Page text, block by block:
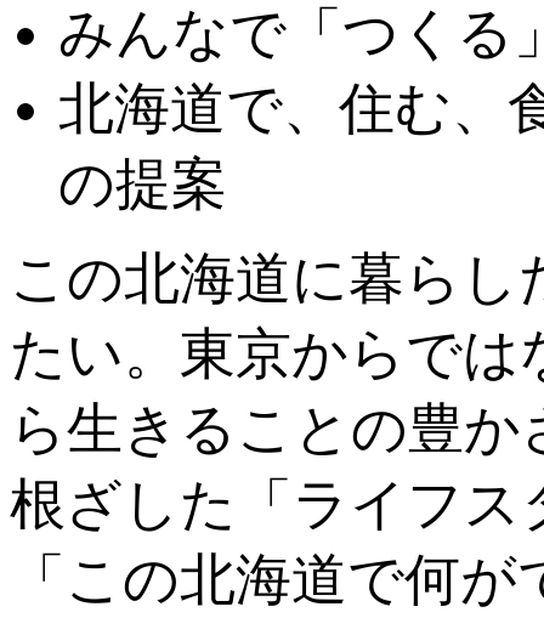
みんなで「つくる
北海道で、住む、
の提案
この北海道に暮ら
たい。東京からで
ら生きることの豊
根ざした「ライフス
「この北海道で何